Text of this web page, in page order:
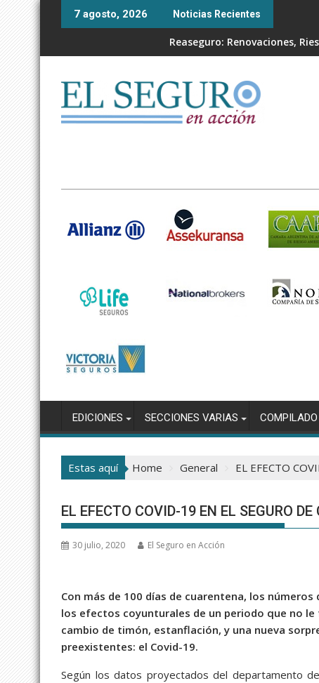
Skip
7 agosto, 2026 Noticias Recientes
Reaseguro: Renovaciones,
EDICIONES SECCIONES VARIAS COMPILADO
Estas aquí Home General EL EFECTO
EL EFECTO COVID-19 EN EL SEGURO DE
30 julio, 2020 El Seguro en Acción
Con más de 100 días de cuarentena, los
los efectos coyunturales de un periodo que no
cambio de timón, estanflación, y una nueva
preexistentes: el Covid-19.
Según los datos proyectados del departamento